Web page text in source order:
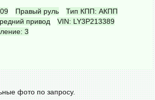
Правый руль
Тип КПП: АКПП
привод
VIN: LY3P213389
3
фото по запросу.